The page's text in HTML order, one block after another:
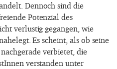
Dennoch sind die
Potenzial des
verlustig gegangen, wie
Es scheint, als ob seine
verbietet, die
verstanden unter